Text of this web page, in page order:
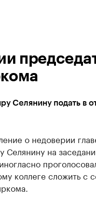
Селянину подать в
о недоверии
на
коллеге сложить с